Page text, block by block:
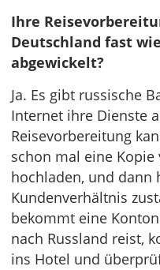
Ihre
Deutschland fast
abgewickelt?
Ja. Es gibt russische
Internet ihre Dienste
Reisevorbereitung
schon mal eine
hochladen, und dann
Kundenverhältnis
bekommt eine
nach Russland reist,
ins Hotel und